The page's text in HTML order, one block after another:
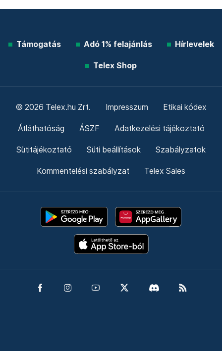
Támogatás Adó 1% felajánlás Hírlevelek
Telex Shop
© 2026 Telex.hu Zrt. Impresszum Etikai kódex
Átláthatóság ÁSZF Adatkezelési tájékoztató
Sütitájékoztató Süti beállítások Szabályzatok
Kommentelési szabályzat Telex Sales